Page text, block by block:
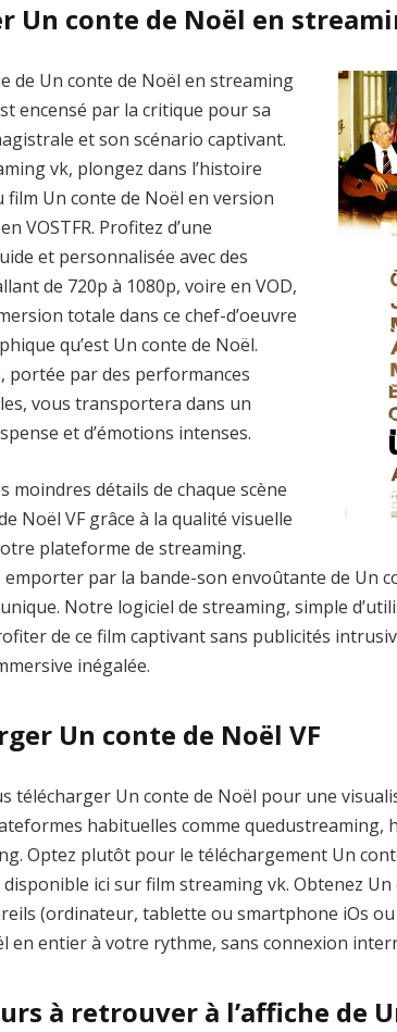
Un conte de Noël en
de Un conte de Noël en streaming
encensé par la critique pour sa
et son scénario captivant.
vk, plongez dans l’histoire
film Un conte de Noël en version
VOSTFR. Profitez d’une
et personnalisée avec des
de 720p à 1080p, voire en VOD,
totale dans ce chef-d’oeuvre
qu’est Un conte de Noël.
portée par des performances
vous transportera dans un
et d’émotions intenses.
moindres détails de chaque scène
Noël VF grâce à la qualité visuelle
plateforme de streaming.
emporter par la bande-son envoûtante de Un
Notre logiciel de streaming, simple
de ce film captivant sans publicités
inégalée.
Un conte de Noël VF
télécharger Un conte de Noël pour une
habituelles comme quedustreaming,
Optez plutôt pour le téléchargement Un
disponible ici sur film streaming vk. Obtenez
(ordinateur, tablette ou smartphone iOs
en entier à votre rythme, sans connexion
à retrouver à l’affiche de